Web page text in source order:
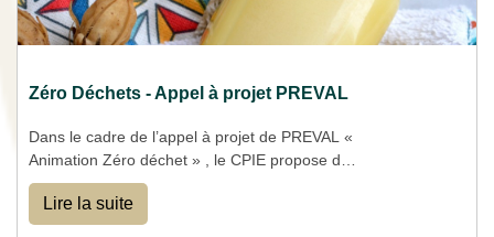
Zéro Déchets - Appel à projet PREVAL
Dans le cadre de l’appel à projet de PREVAL «
Animation Zéro déchet » , le CPIE propose des
animations sur l'ensemble de son
territoire avec un cofinancement (reste à
charge pour la structure accueillante).
Lire la suite